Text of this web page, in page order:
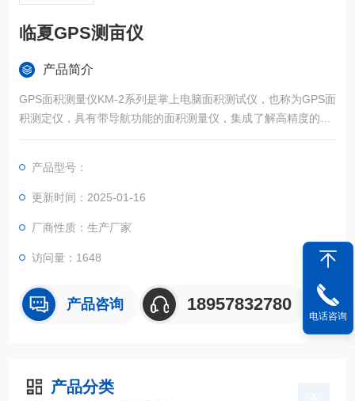
临夏GPS测亩仪
产品简介
GPS面积测量仪KM-2系列是掌上电脑面积测试仪，也称为GPS面
积测定仪，具有带导航功能的面积测量仪，集成了解高精度的GP
S定位系统、精确的面积计算方法和智能化的掌上电脑系统，能
产品型号：
更新时间：2025-01-16
厂商性质：生产厂家
访问量：1648
产品咨询 18957832780
产品分类
电话咨询